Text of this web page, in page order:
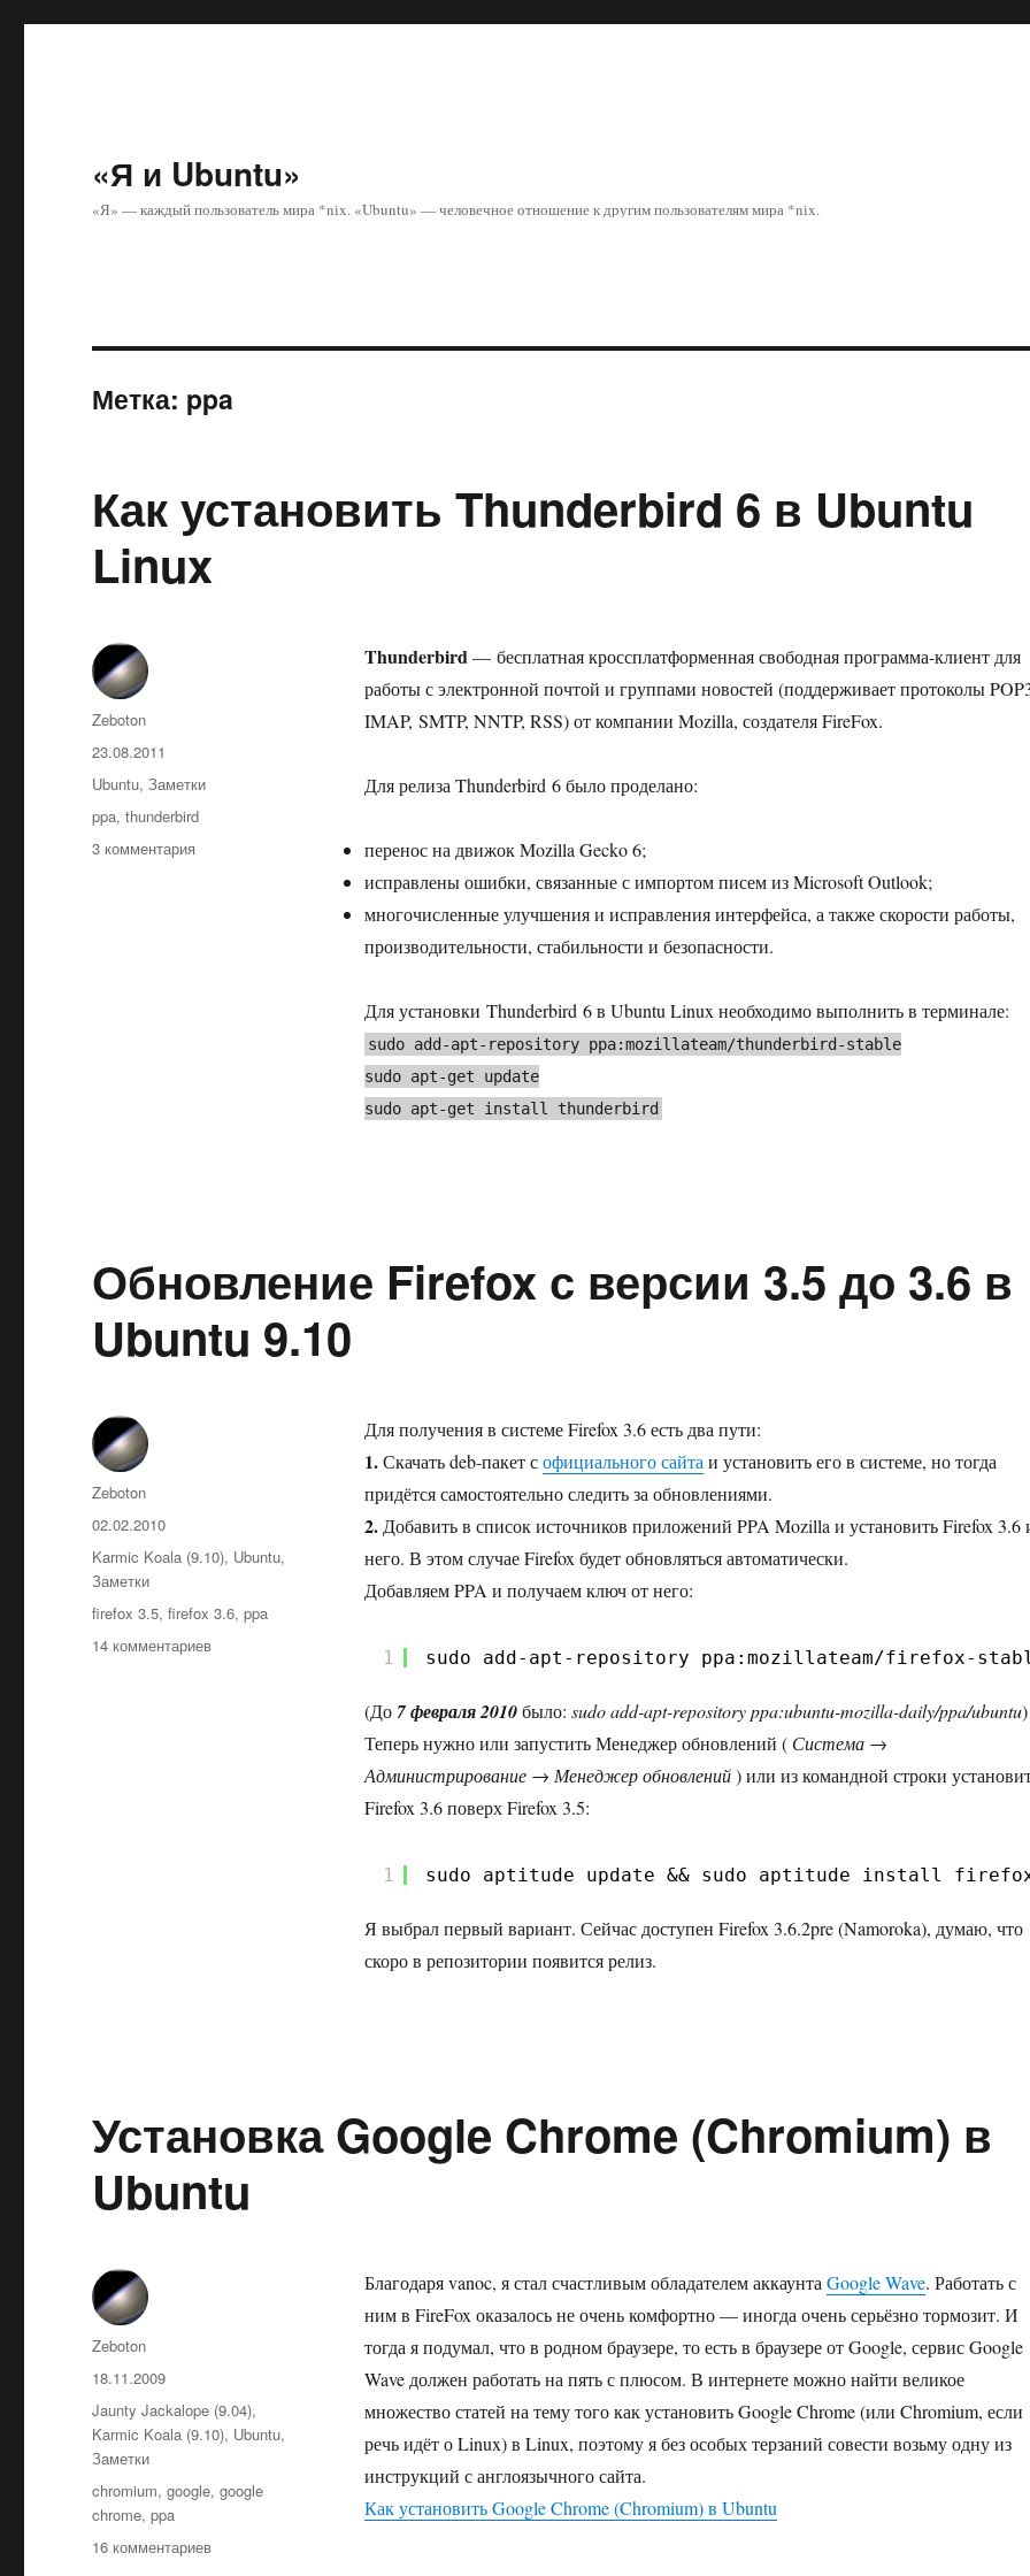
«Я и Ubuntu»
«Я» — каждый пользователь мира *nix. «Ubuntu» — человечное отношение к другим пользователям мира *nix.
Метка: ppa
Как установить Thunderbird 6 в Ubuntu
Linux
Thunderbird— бесплатная кроссплатформенная свободная программа-клиент для
работы с электронной почтой и группами новостей (поддерживает протоколы
IMAP, SMTP, NNTP, RSS) от компании Mozilla, создателя FireFox.
Для релиза Thunderbird 6 было проделано:
перенос на движок Mozilla Gecko 6;
исправлены ошибки, связанные с импортом писем из Microsoft Outlook;
многочисленные улучшения и исправления интерфейса, а также скорости работы,
производительности, стабильности и безопасности.
Для установки Thunderbird 6 в Ubuntu Linux необходимо выполнить в терминале:
sudo add-apt-repository ppa:mozillateam/thunderbird-stable
sudo apt-get update
sudo apt-get install thunderbird
Автор
Zeboton
Опубликовано
23.08.2011
Рубрики
Ubuntu,Заметки
Метки
ppa,thunderbird
3 комментария
Обновление Firefox с версии 3.5 до 3.6 в
Ubuntu 9.10
Для получения в системе Firefox 3.6 есть два пути:
1.Скачать deb-пакет софициального сайта и установить его в системе, но тогда
придётся самостоятельно следить за обновлениями.
2.Добавить в список источников приложений PPA Mozilla и установить Firefox 3.6
него. В этом случае Firefox будет обновляться автоматически.
Добавляем PPA и получаем ключ от него:
1 sudo add-apt-repository ppa:mozillateam/firefox-
(До 7 февраля 2010было: sudo add-apt-repository ppa:ubuntu-mozilla-daily/ppa/ubuntu)
Теперь нужно или запустить Менеджер обновлений ( Система →
Администрирование → Менеджер обновлений) или из командной строки
Firefox 3.6 поверх Firefox 3.5:
1 sudo aptitude update && sudo aptitude install
Я выбрал первый вариант. Сейчас доступен Firefox 3.6.2pre (Namoroka), думаю, что
скоро в репозитории появится релиз.
Автор
Zeboton
Опубликовано
02.02.2010
Рубрики
Karmic Koala (9.10), Ubuntu,
Заметки
Метки
firefox 3.5,firefox 3.6,ppa
14 комментариевк
Установка Google Chrome (Chromium) в
Ubuntu
Благодаря vanoc, я стал счастливым обладателем аккаунта Google Wave. Работать с
ним в FireFox оказалось не очень комфортно — иногда очень серьёзно тормозит. И
тогда я подумал, что в родном браузере, то есть в браузере от Google, сервис Google
Wave должен работать на пять с плюсом. В интернете можно найти великое
множество статей на тему того как установить Google Chrome (или Chromium, если
речь идёт о Linux) в Linux, поэтому я без особых терзаний совести возьму одну из
инструкций с англоязычного сайта.
Как установить Google Chrome (Chromium) в Ubuntu
Автор
Zeboton
Опубликовано
18.11.2009
Рубрики
Jaunty Jackalope (9.04),
Karmic Koala (9.10), Ubuntu,
Заметки
Метки
chromium,google,google
chrome,ppa
16 комментариевк